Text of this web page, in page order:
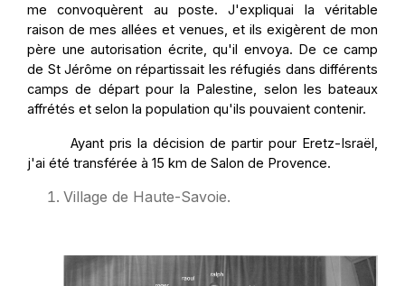
me convoquèrent au poste. J'expliquai la véritable
raison de mes allées et venues, et ils exigèrent de mon
père une autorisation écrite, qu'il envoya. De ce camp
de St Jérôme on répartissait les réfugiés dans différents
camps de départ pour la Palestine, selon les bateaux
affrétés et selon la population qu'ils pouvaient contenir.
Ayant pris la décision de partir pour Eretz-Israël,
j'ai été transférée à 15 km de Salon de Provence.
Village de Haute-Savoie.